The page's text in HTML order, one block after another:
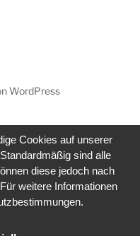
WordPress
Cookies auf unserer
sind alle
diese jedoch nach
weitere Informationen